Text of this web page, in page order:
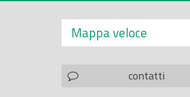
Mappa veloce
contatti